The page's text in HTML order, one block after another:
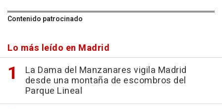
Contenido patrocinado
Lo más leído en Madrid
La Dama del Manzanares vigila Madrid
desde una montaña de escombros del
Parque Lineal